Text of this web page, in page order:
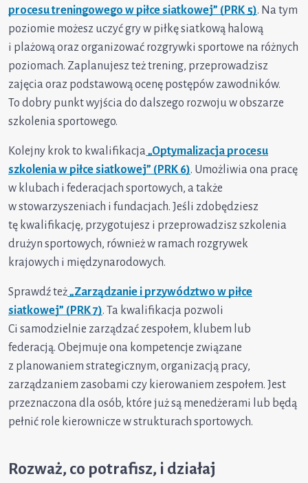
procesu treningowego w piłce siatkowej” (PRK 5). Na tym
poziomie możesz uczyć gry w piłkę siatkową halową
i plażową oraz organizować rozgrywki sportowe na różnych
poziomach. Zaplanujesz też trening, przeprowadzisz
zajęcia oraz podstawową ocenę postępów zawodników.
To dobry punkt wyjścia do dalszego rozwoju w obszarze
szkolenia sportowego.
Kolejny krok to kwalifikacja„Optymalizacja procesu
szkolenia w piłce siatkowej” (PRK 6). Umożliwia ona pracę
w klubach i federacjach sportowych, a także
w stowarzyszeniach i fundacjach. Jeśli zdobędziesz
tę kwalifikację, przygotujesz i przeprowadzisz szkolenia
drużyn sportowych, również w ramach rozgrywek
krajowych i międzynarodowych.
Sprawdź też„Zarządzanie i przywództwo w piłce
siatkowej” (PRK 7). Ta kwalifikacja pozwoli
Ci samodzielnie zarządzać zespołem, klubem lub
federacją. Obejmuje ona kompetencje związane
z planowaniem strategicznym, organizacją pracy,
zarządzaniem zasobami czy kierowaniem zespołem. Jest
przeznaczona dla osób, które już są menedżerami lub będą
pełnić role kierownicze w strukturach sportowych.
Rozważ, co potrafisz, i działaj